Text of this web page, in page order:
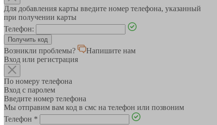
Для добавления карты введите номер телефона, указанный
при получении карты
Телефон:
Возникли проблемы?
Напишите нам
Вход или регистрация
По номеру телефона
Вход с паролем
Введите номер телефона
Мы отправим вам код в смс на телефон или позвоним
Телефон *